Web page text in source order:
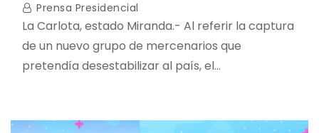
Prensa Presidencial
La Carlota, estado Miranda.- Al referir la captura
de un nuevo grupo de mercenarios que
pretendía desestabilizar al país, el…